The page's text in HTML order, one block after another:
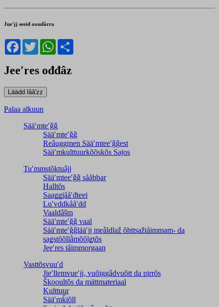
Jueʹjj seeid ooudårra
Facebook
TwitterWhatsApp
Jeeʹres ođđâz
Palaa alkuun
Sääʹmteʹǧǧ
Sääʹmteʹǧǧ
Reâuggmen Sääʹmteeʹǧǧest
Sääʹmkulttuurkõõskõs Sajos
Tuʹmmstõktuâjj
Sääʹmteeʹǧǧ sååbbar
Halltõs
Saaǥǥjååʹđteei
Luʹvddkååʹdd
Vaaldâšm
Sääʹmteʹǧǧ vaal
Sääʹmteʹǧǧlääʹjj meâldlaž õhttsažtåimmam- da
saǥstõõllâmõõlǥtõs
Jeeʹres tåimmorgaan
Vasttõsvuuʹd
Jieʹllemvueʹjj, vuõiggâdvuõtt da pirrõs
Škooultõs da mättmateriaal
Kulttuur
Sääʹmǩiõll